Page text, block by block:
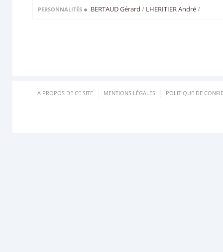
PERSONNALITÉS ● BERTAUD Gérard / LHERITIER André/
A PROPOS DE CE SITE MENTIONS LÉGALES POLITIQUE DE